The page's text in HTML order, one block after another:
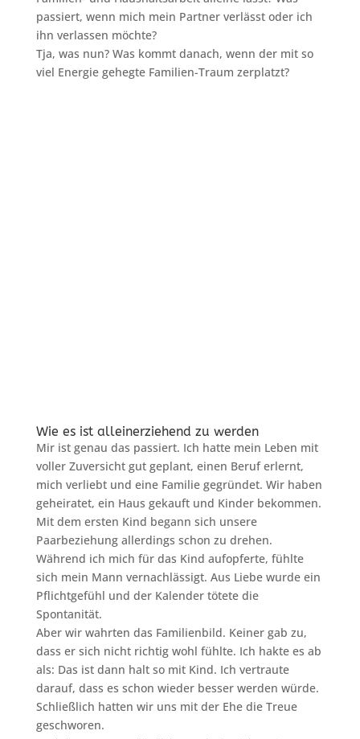
passiert, wenn mich mein Partner verlässt oder ich
ihn verlassen möchte?
Tja, was nun? Was kommt danach, wenn der mit so
viel Energie gehegte Familien-Traum zerplatzt?
Wie es ist alleinerziehend zu werden
Mir ist genau das passiert. Ich hatte mein Leben mit
voller Zuversicht gut geplant, einen Beruf erlernt,
mich verliebt und eine Familie gegründet. Wir haben
geheiratet, ein Haus gekauft und Kinder bekommen.
Mit dem ersten Kind begann sich unsere
Paarbeziehung allerdings schon zu drehen.
Während ich mich für das Kind aufopferte, fühlte
sich mein Mann vernachlässigt. Aus Liebe wurde ein
Pflichtgefühl und der Kalender tötete die
Spontanität.
Aber wir wahrten das Familienbild. Keiner gab zu,
dass er sich nicht richtig wohl fühlte. Ich hakte es ab
als: Das ist dann halt so mit Kind. Ich vertraute
darauf, dass es schon wieder besser werden würde.
Schließlich hatten wir uns mit der Ehe die Treue
geschworen.